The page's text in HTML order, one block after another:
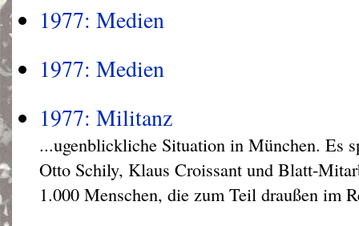
1977: Medien
1977: Medien
1977: Militanz
...ugenblickliche Situation in München. Es
Otto Schily, Klaus Croissant und Blatt-
1.000 Menschen, die zum Teil draußen im